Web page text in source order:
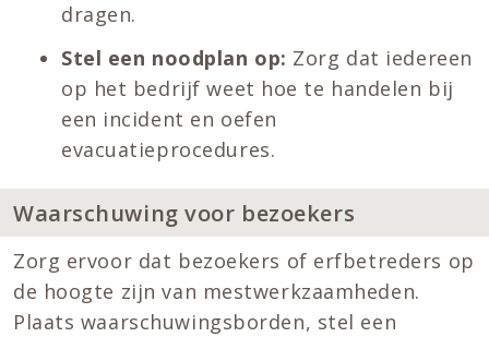
dragen.
Stel een noodplan op: Zorg dat iedereen
op het bedrijf weet hoe te handelen bij
een incident en oefen
evacuatieprocedures.
Waarschuwing voor bezoekers
Zorg ervoor dat bezoekers of erfbetreders op
de hoogte zijn van mestwerkzaamheden.
Plaats waarschuwingsborden, stel een